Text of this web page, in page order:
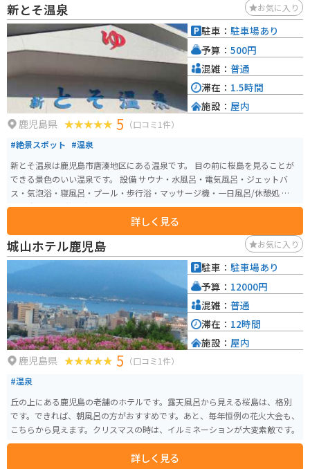
のツーリングにもおすすめです。 喜入名物の「喜入炭」は、県内で生産され
ている最高品質の備長炭として知られています。道の駅の物産館でも購入で
きるので、お土産にいかがでしょうか。
新とそ温泉 お気に入り
鹿児島県 5 （口コミ1件）
#絶景スポット #温泉
新とそ温泉は鹿児島市唐湊地区にある温泉です。 目の前に桜島を見ることが
できる景色のいい温泉です。 設備 サウナ・水風呂・電気風呂・ジェットバ
ス・気泡浴・寝風呂・プール・歩行浴・マッサージ機・一日風呂/休憩処 駐車
場80台分あり 営業時間4:00～22:30
詳しく見る
駐車： 駐車場あり
予算： 500円
混雑： 普通
滞在： 1.5時間
施設： 屋内
城山ホテル鹿児島 お気に入り
鹿児島県 5 （口コミ1件）
#温泉
丘の上にある鹿児島の老舗のホテルです。露天風呂から見える桜島は、格別
です。できれば、朝風呂の方がおすすめです。あと、毎年恒例の花火大会も、
こちらから見えます。クリスマスの時は、イルミネーションが大変素敵です。
詳しく見る
駐車： 駐車場あり
予算： 12000円
混雑： 普通
滞在： 12時間
施設： 屋内